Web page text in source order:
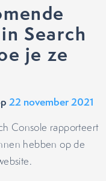
Search
je ze
22 november 2021
Console rapporteert
hebben op de